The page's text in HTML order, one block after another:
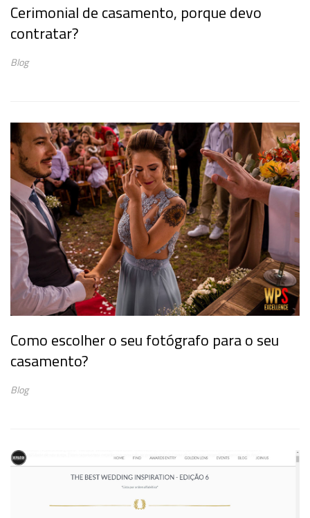
Cerimonial de casamento, porque devo
contratar?
Blog
Como escolher o seu fotógrafo para o seu
casamento?
Blog